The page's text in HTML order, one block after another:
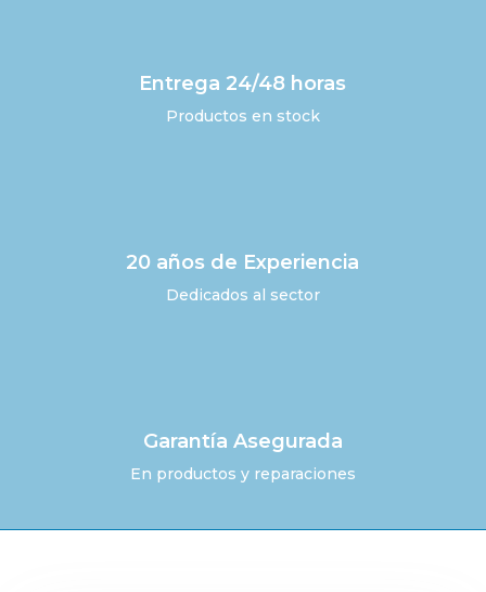
Entrega 24/48 horas
Productos en stock
20 años de Experiencia
Dedicados al sector
Garantía Asegurada
En productos y reparaciones